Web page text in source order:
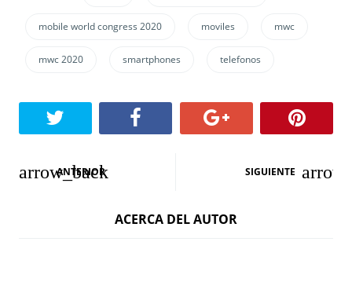
mobile world congress 2020 moviles mwc
mwc 2020 smartphones telefonos
N
ANTERIOR SIGUIENTE
ACERCA DEL AUTOR